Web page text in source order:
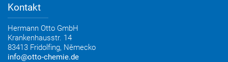
Kontakt
Hermann Otto GmbH
Krankenhausstr. 14
83413 Fridolfing, Německo
info@otto-chemie.de